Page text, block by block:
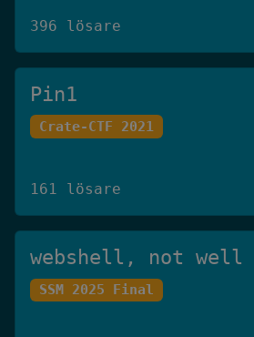
396 lösare
Pin1
Crate-CTF 2021
161 lösare
webshell, not well
SSM 2025 Final